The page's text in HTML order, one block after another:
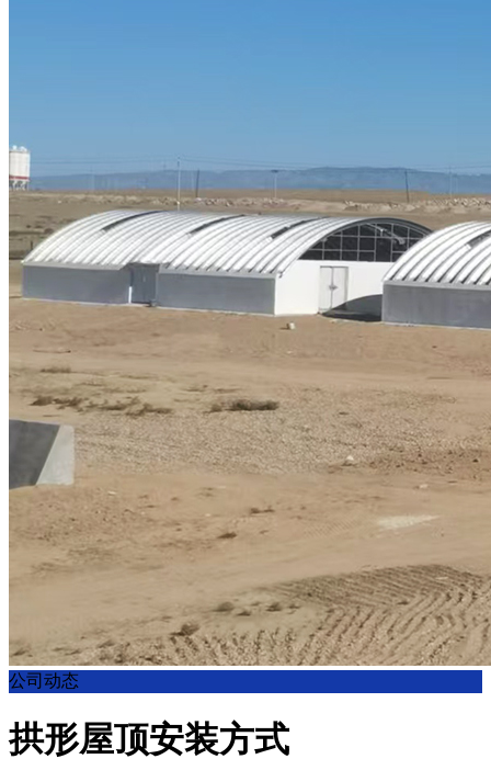
公司动态
拱形屋顶安装方式